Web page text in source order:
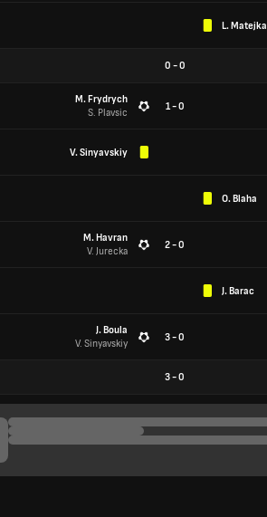
L. Matejka
0 -0
M. Frydrych
S. Plavsic
1 - 0
V. Sinyavskiy
O. Blaha
M. Havran
V. Jurecka
2 - 0
J. Barac
J. Boula
V. Sinyavskiy
3 - 0
3-0